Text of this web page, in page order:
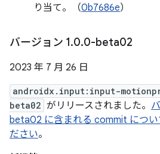
り当て。（0b7686e）
バージョン 1.0.0-beta02
2023 年 7 月 26 日
androidx.input:input-
beta02 がリリースされました。
beta02 に含まれる commit につい
ださい。